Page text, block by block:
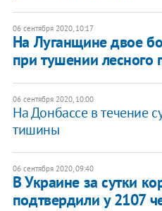
06 сентября 2020, 10:17
На Луганщине двое
при тушении лесного
06 сентября 2020, 10:00
На Донбассе в течение
тишины
06 сентября 2020, 09:40
В Украине за сутки
подтвердили у 2107